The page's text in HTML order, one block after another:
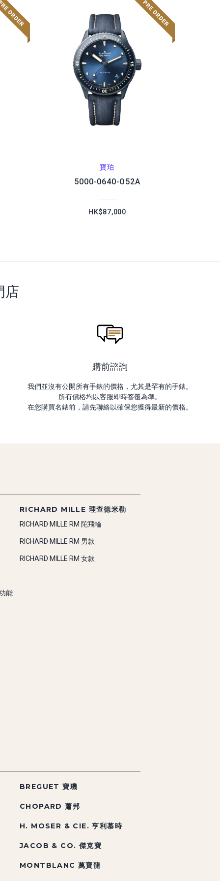
寶珀
5000-0640-O52A
HK$87,000
店
購前諮詢
我們並沒有公開所有手錶的價格，尤其是罕有的手錶。
所有價格均以客服即時答覆為準。
在您購買名錶前，請先聯絡以確保您獲得最新的價格。
能
RICHARD MILLE 理查德米勒
RICHARD MILLE RM 陀飛輪
RICHARD MILLE RM 男款
RICHARD MILLE RM 女款
BREGUET 寶璣
CHOPARD 蕭邦
H. MOSER & CIE. 亨利慕時
JACOB & CO. 傑克寶
MONTBLANC 萬寶龍